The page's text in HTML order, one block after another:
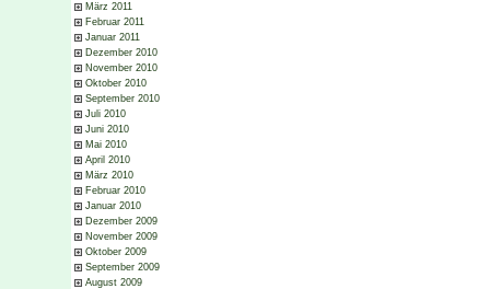
März 2011
Februar 2011
Januar 2011
Dezember 2010
November 2010
Oktober 2010
September 2010
Juli 2010
Juni 2010
Mai 2010
April 2010
März 2010
Februar 2010
Januar 2010
Dezember 2009
November 2009
Oktober 2009
September 2009
August 2009